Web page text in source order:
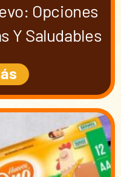
Opciones
Y Saludables